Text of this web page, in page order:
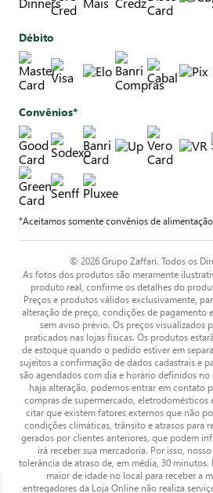
Débito
Convênios*
*Aceitamos somente convênios de
© 2026 Grupo Zaffari. Todos os
As fotos dos produtos são meramente
produto real, confirme os detalhes do
Preços e produtos válidos exclusivamente,
alteração de preço, condições de pagamento
sem aviso prévio. Os preços visualizados
praticados nas lojas físicas. Os produtos
de estoque quando o pedido estiver em
sujeitos a confirmação de dados cadastrais e
são agendados com dia e horário definidos no
haja alteração, podemos entrar em contato
compras de supermercado,
citar que existem fatores externos que não
condições climáticas, trânsito e atrasos para
gerados por clientes anteriores, que podem
irá receber sua mercadoria. Por isso,
tolerância de atraso de, em média, 30 minutos.
maior de idade no local para receber a
entregadores da Loja Online não realiza